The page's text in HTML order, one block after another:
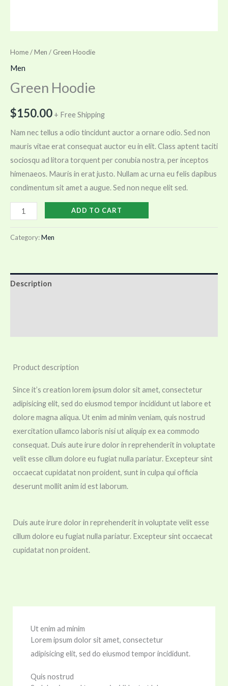
Home/Men / Green Hoodie
Men
Green Hoodie
$150.00 + Free Shipping
Nam nec tellus a odio tincidunt auctor a ornare odio. Sed non
mauris vitae erat consequat auctor eu in elit. Class aptent taciti
sociosqu ad litora torquent per conubia nostra, per inceptos
himenaeos. Mauris in erat justo. Nullam ac urna eu felis dapibus
condimentum sit amet a augue. Sed non neque elit sed.
ADD TO CART
Category:Men
Description
Product description
Since it’s creation lorem ipsum dolor sit amet, consectetur
adipisicing elit, sed do eiusmod tempor incididunt ut labore et
dolore magna aliqua. Ut enim ad minim veniam, quis nostrud
exercitation ullamco laboris nisi ut aliquip ex ea commodo
consequat. Duis aute irure dolor in reprehenderit in voluptate
velit esse cillum dolore eu fugiat nulla pariatur. Excepteur sint
occaecat cupidatat non proident, sunt in culpa qui officia
deserunt mollit anim id est laborum.
Duis aute irure dolor in reprehenderit in voluptate velit esse
cillum dolore eu fugiat nulla pariatur. Excepteur sint occaecat
cupidatat non proident.
Ut enim ad minim
Lorem ipsum dolor sit amet, consectetur
adipisicing elit, sed do eiusmod tempor incididunt.
Quis nostrud